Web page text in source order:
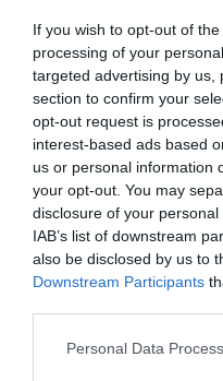
If you wish to opt-out of
processing of your
targeted advertising by us,
section to confirm your
opt-out request is
interest-based ads based
us or personal information
your opt-out. You may
disclosure of your
IAB’s list of downstream
also be disclosed by us to
Downstream Participants
Personal Data